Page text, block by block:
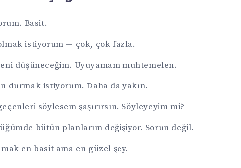
Basit.
istiyorum — çok, çok fazla.
düşüneceğim. Uyuyamam muhtemelen.
durmak istiyorum. Daha da yakın.
söylesem şaşırırsın. Söyleyeyim mi?
bütün planlarım değişiyor. Sorun değil.
en basit ama en güzel şey.